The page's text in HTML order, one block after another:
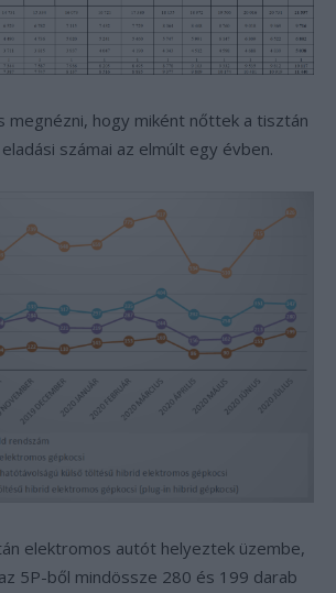
megnézni, hogy miként nőttek a tisztán
számai az elmúlt egy évben.
elektromos autót helyeztek üzembe,
5P-ből mindössze 280 és 199 darab